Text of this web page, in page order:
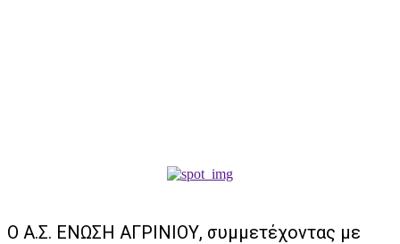
Ο Α.Σ. ΕΝΩΣΗ ΑΓΡΙΝΙΟΥ, συμμετέχοντας με